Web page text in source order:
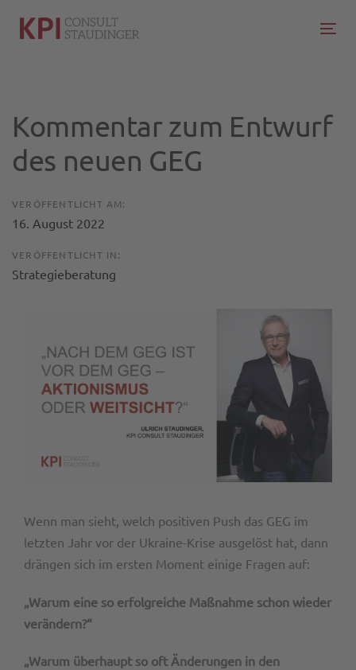
überspringen
primären
Inhalt
springen
Kommentar zum Entwurf
des neuen GEG
VERÖFFENTLICHT AM:
16. August 2022
VERÖFFENTLICHT IN:
Strategieberatung
Wenn man sieht, welch positiven Push das GEG im
letzten Jahr vor der Ukraine-Krise ausgelöst hat, dann
drängen sich im ersten Moment einige Fragen auf:
„Warum eine so erfolgreiche Maßnahme schon wieder
verändern?“
„Warum überhaupt so oft Änderungen in den
Beitragsnavigation